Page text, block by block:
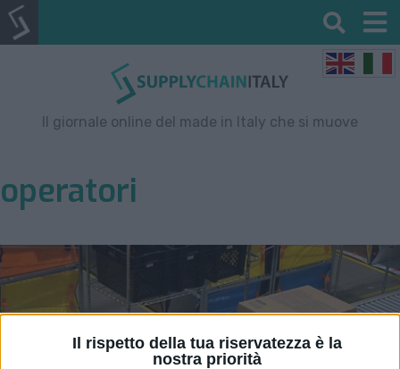
Il rispetto della tua riservatezza è la
nostra priorità
Il giornale online del made in Italy che si muove
operatori